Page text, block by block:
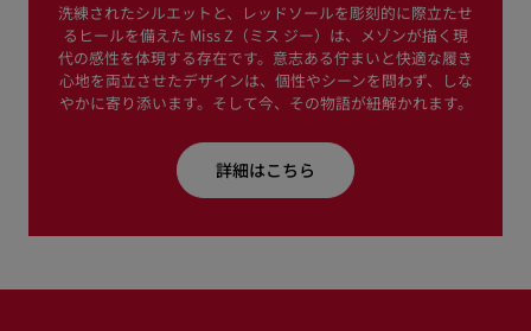
洗練されたシルエットと、レッドソールを彫刻的に際立たせ
るヒールを備えた Miss Z（ミス ジー）は、メゾンが描く現
代の感性を体現する存在です。意志ある佇まいと快適な履き
心地を両立させたデザインは、個性やシーンを問わず、しな
やかに寄り添います。そして今、その物語が紐解かれます。
詳細はこちら